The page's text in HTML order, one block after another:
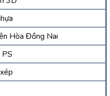
Hòa Đồng Nai